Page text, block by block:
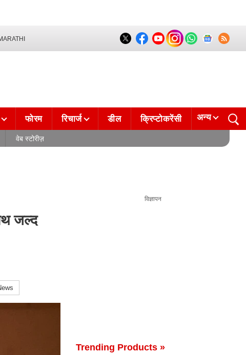
फोरम रिचार्ज डील क्रिप्टोकरेंसी अन्य
वेब स्टोरीज़
जल्द
विज्ञापन
Trending Products »